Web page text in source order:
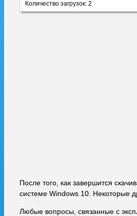
Количество загрузок: 2
После того, как завершится
системе Windows 10. Некоторые
Любые вопросы, связанные с